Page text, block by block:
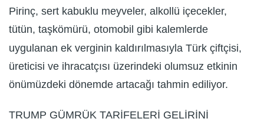
Pirinç, sert kabuklu meyveler, alkollü içecekler,
tütün, taşkömürü, otomobil gibi kalemlerde
uygulanan ek verginin kaldırılmasıyla Türk çiftçisi,
üreticisi ve ihracatçısı üzerindeki olumsuz etkinin
önümüzdeki dönemde artacağı tahmin ediliyor.
TRUMP GÜMRÜK TARİFELERİ GELİRİNİ